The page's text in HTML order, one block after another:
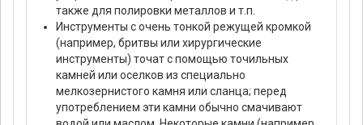
также для полировки металлов и т.п.
Инструменты с очень тонкой режущей кромкой
(например, бритвы или хирургические
инструменты) точат с помощью точильных
камней или оселков из специально
мелкозернистого камня или сланца; перед
употреблением эти камни обычно смачивают